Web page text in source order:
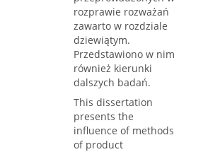
rozprawie rozważań
zawarto w rozdziale
dziewiątym.
Przedstawiono w nim
również kierunki
dalszych badań.
This dissertation
presents the
influence of methods
of product